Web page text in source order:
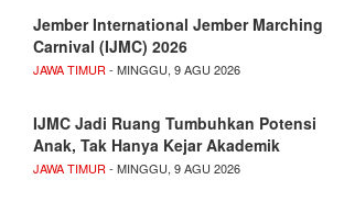
Jember International Jember Marching
Carnival (IJMC) 2026
JAWA TIMUR- MINGGU, 9 AGU 2026
IJMC Jadi Ruang Tumbuhkan Potensi
Anak, Tak Hanya Kejar Akademik
JAWA TIMUR- MINGGU, 9 AGU 2026